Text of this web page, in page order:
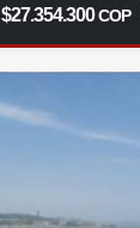
$27.354.300COP